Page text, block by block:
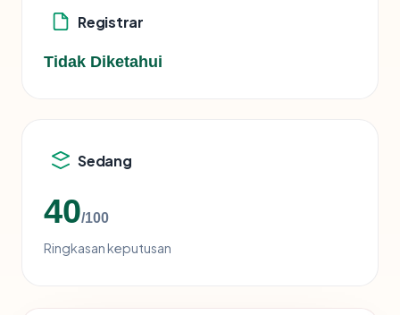
Registrar
Tidak Diketahui
Sedang
40/100
Ringkasan keputusan